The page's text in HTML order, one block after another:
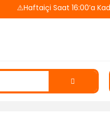
Saat 16:00’a Kadar